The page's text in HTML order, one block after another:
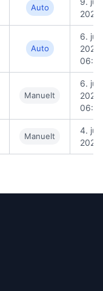
Auto
Auto
6. juni
2026,
Manuelt
6. juni
2026,
Manuelt
4. juni